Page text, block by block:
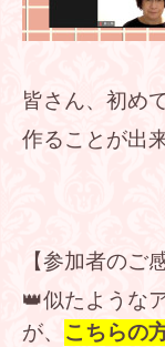
皆さん、初め
作ることが出
【参加者のご
👑似たような
が、 こちらの